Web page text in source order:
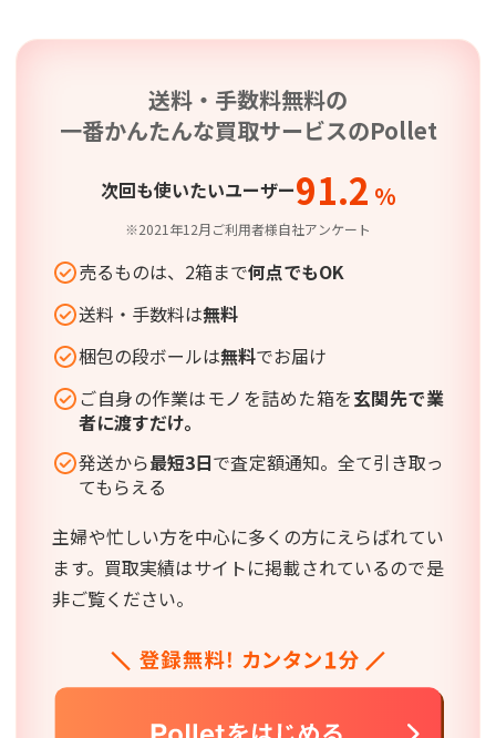
送料・手数料無料の
一番かんたんな買取サービスのPollet
次回も使いたいユーザー91.2 %
※2021年12月ご利用者様自社アンケート
売るものは、2箱まで何点でもOK
送料・手数料は無料
梱包の段ボールは無料でお届け
ご自身の作業はモノを詰めた箱を玄関先で業
者に渡すだけ。
発送から最短3日で査定額通知。全て引き取っ
てもらえる
主婦や忙しい方を中心に多くの方にえらばれてい
ます。買取実績はサイトに掲載されているので是
非ご覧ください。